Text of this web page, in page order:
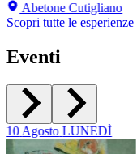
Abetone Cutigliano
Scopri tutte le esperienze
Eventi
10Agosto LUNEDÌ